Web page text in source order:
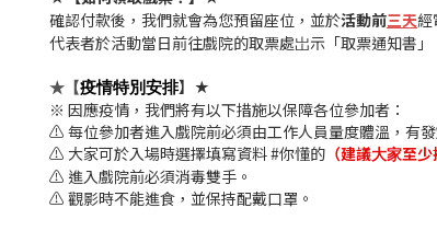
確認付款後，我們就會為您預留座位，並於活動前三天經
代表者於活動當日前往戲院的取票處岀示「取票通知書」
★【疫情特別安排】★
※ 因應疫情，我們將有以下措施以保障各位參加者：
⚠️ 每位參加者進入戲院前必須由工作人員量度體溫，有
⚠️ 大家可於入場時選擇填寫資料 #你懂的 （建議大家至
⚠️ 進入戲院前必須消毒雙手。
⚠️ 觀影時不能進食，並保持配戴口罩。